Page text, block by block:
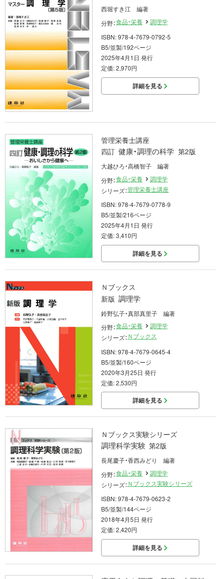
西堀すき江 編著
分野：食品・栄養
調理学
ISBN: 978-4-7679-0792-5
B5/並製/192ページ
2025年4月1日 発行
定価: 2,970円
詳細を見る
管理栄養士講座
四訂 健康・調理の科学 第2版
大越ひろ・高橋智子 編著
分野：食品・栄養
調理学
シリーズ：管理栄養士講座
ISBN: 978-4-7679-0778-9
B5/並製/216ページ
2025年4月1日 発行
定価: 3,410円
詳細を見る
Ｎブックス
新版 調理学
鈴野弘子・真部真里子 編著
分野：食品・栄養
調理学
シリーズ： Ｎブックス
ISBN: 978-4-7679-0645-4
B5/並製/160ページ
2020年3月25日 発行
定価: 2,530円
詳細を見る
Ｎブックス実験シリーズ
調理科学実験 第2版
長尾慶子・香西みどり 編著
分野：食品・栄養
調理学
シリーズ： Ｎブックス実験シリーズ
ISBN: 978-4-7679-0623-2
B5/並製/144ページ
2018年4月5日 発行
定価: 2,420円
詳細を見る